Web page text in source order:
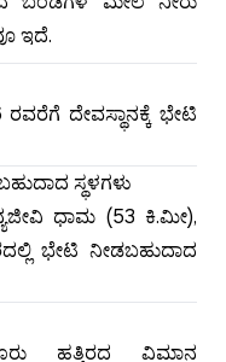
ಇದೆ.
ದೇವಸ್ಥಾನಕ್ಕೆ ಭೇಟಿ
ಸ್ಥಳಗಳು
ಧಾಮ (53 ಕಿ.ಮೀ),
ಭೇಟಿ ನೀಡಬಹುದಾದ
ಹತ್ತಿರದ ವಿಮಾನ